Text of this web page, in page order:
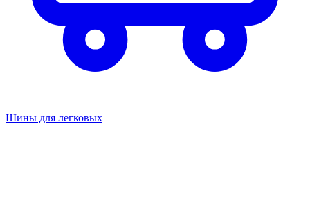
Шины для легковых